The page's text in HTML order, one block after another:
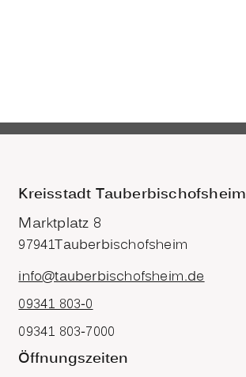
Kreisstadt Tauberbischofsheim
Marktplatz 8
97941Tauberbischofsheim
info@tauberbischofsheim.de
09341 803-0
09341 803-7000
Öffnungszeiten